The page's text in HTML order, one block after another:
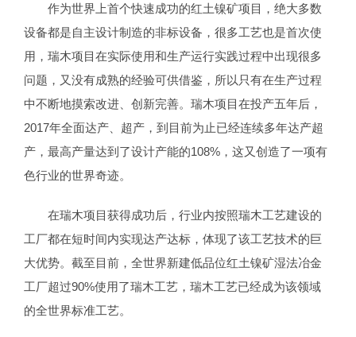
作为世界上首个快速成功的红土镍矿项目，绝大多数
设备都是自主设计制造的非标设备，很多工艺也是首次使
用，瑞木项目在实际使用和生产运行实践过程中出现很多
问题，又没有成熟的经验可供借鉴，所以只有在生产过程
中不断地摸索改进、创新完善。瑞木项目在投产五年后，
2017年全面达产、超产，到目前为止已经连续多年达产超
产，最高产量达到了设计产能的108%，这又创造了一项有
色行业的世界奇迹。
在瑞木项目获得成功后，行业内按照瑞木工艺建设的
工厂都在短时间内实现达产达标，体现了该工艺技术的巨
大优势。截至目前，全世界新建低品位红土镍矿湿法冶金
工厂超过90%使用了瑞木工艺，瑞木工艺已经成为该领域
的全世界标准工艺。